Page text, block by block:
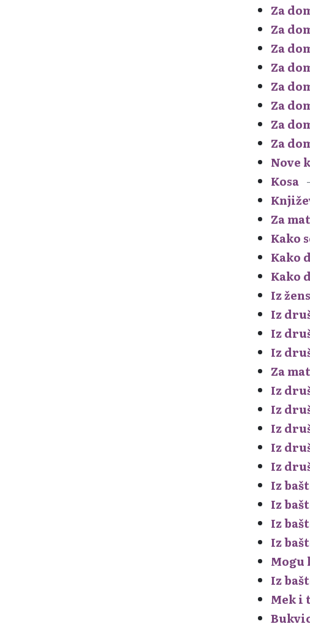
Za
Za
Za
Za
Za
Za
Za
Za
Nove
Kosa
Za
Kako
Kako
Kako
Iz
Iz
Iz
Iz
Za
Iz
Iz
Iz
Iz
Iz
Iz
Iz
Iz
Iz
Iz
Mek i